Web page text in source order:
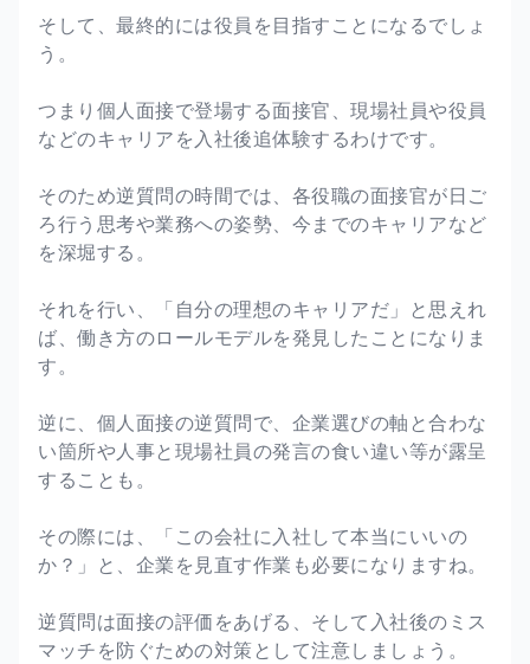
そして、最終的には役員を目指すことになるでしょ
う。
つまり個人面接で登場する面接官、現場社員や役員
などのキャリアを入社後追体験するわけです。
そのため逆質問の時間では、各役職の面接官が日ご
ろ行う思考や業務への姿勢、今までのキャリアなど
を深堀する。
それを行い、「自分の理想のキャリアだ」と思えれ
ば、働き方のロールモデルを発見したことになりま
す。
逆に、個人面接の逆質問で、企業選びの軸と合わな
い箇所や人事と現場社員の発言の食い違い等が露呈
することも。
その際には、「この会社に入社して本当にいいの
か？」と、企業を見直す作業も必要になりますね。
逆質問は面接の評価をあげる、そして入社後のミス
マッチを防ぐための対策として注意しましょう。